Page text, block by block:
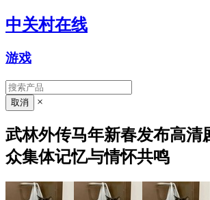
中关村在线
游戏
×
武林外传马年新春发布高清
众集体记忆与情怀共鸣